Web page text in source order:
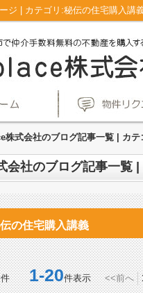
株式会社のブログ記事一覧 | カ
会社のブログ記事一覧
の住宅購入講義
件1-20件表示 <<前へ